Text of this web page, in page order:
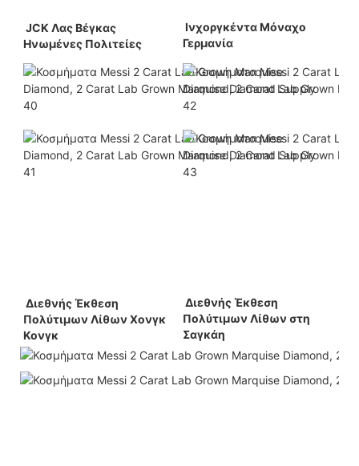
Ηνωμένες Πολιτείες
Γερμανία
Πολύτιμων Λίθων Χονγκ
Κονγκ
Πολύτιμων Λίθων στη
Σαγκάη